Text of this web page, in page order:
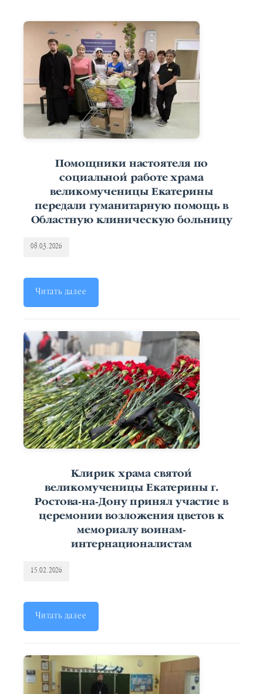
Помощники настоятеля по
социальной работе храма
великомученицы Екатерины
передали гуманитарную помощь в
Областную клиническую больницу
08.03.2026
Читать далее
Клирик храма святой
великомученицы Екатерины г.
Ростова-на-Дону принял участие в
церемонии возложения цветов к
мемориалу воинам-
интернационалистам
15.02.2026
Читать далее